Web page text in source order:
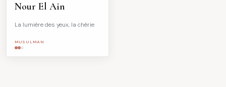
Nour El Ain
La lumière des yeux, la chérie
MUSULMAN